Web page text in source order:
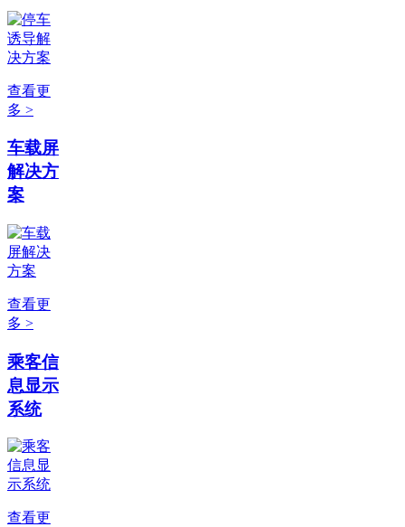
查看更
多 >
车载屏
解决方
案
查看更
多 >
乘客信
息显示
系统
查看更